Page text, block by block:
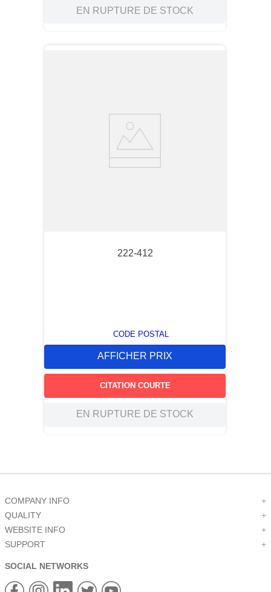
EN RUPTURE DE STOCK
222-412
CODE POSTAL
AFFICHER PRIX
CITATION COURTE
EN RUPTURE DE STOCK
COMPANY INFO
+
QUALITY
+
WEBSITE INFO
+
SUPPORT
+
SOCIAL NETWORKS